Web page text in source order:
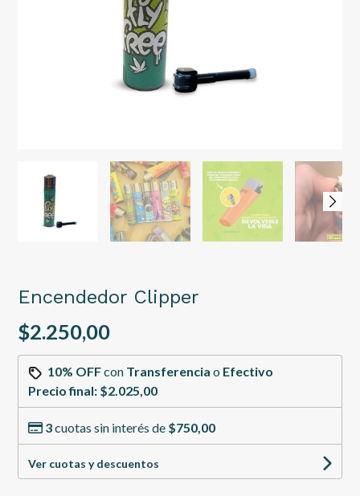
Encendedor Clipper
$2.250,00
10% OFFcon Transferencia o Efectivo
Precio final: $2.025,00
3cuotas sin interés de $750,00
Ver cuotas y descuentos